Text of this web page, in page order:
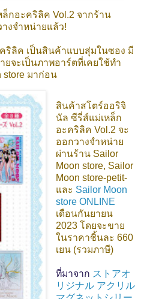
กอะคริลิค Vol.2 จากร้าน
งจำหน่ายแล้ว!
ริลิค เป็นสินค้าแบบสุ่มในซอง มี
จะเป็นภาพอาร์ตที่เคยใช้ทำ
store มาก่อน
สินค้าสโตร์ออริจิ
นัล ซีรี่ส์แม่เหล็ก
อะคริลิค Vol.2 จะ
ออกวางจำหน่าย
ผ่านร้าน Sailor
Moon store, Sailor
Moon store-petit-
และ Sailor Moon
store ONLINE
เดือนกันยายน
2023 โดยจะขาย
ในราคาชิ้นละ 660
เยน (รวมภาษี)
ที่มาจาก ストアオ
リジナル アクリル